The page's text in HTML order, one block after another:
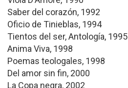
Saber del corazón, 1992
Oficio de Tinieblas, 1994
Tientos del ser, Antología, 1995
Anima Viva, 1998
Poemas teologales, 1998
Del amor sin fin, 2000
La Copa negra, 2002